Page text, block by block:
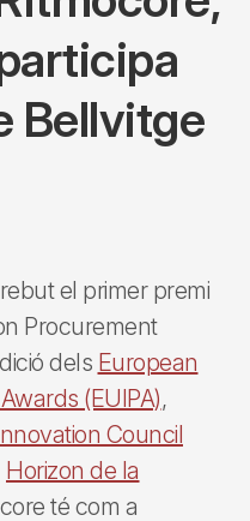
Bellvitge
el primer premi
Procurement
dels European
(EUIPA),
Council
Horizon de la
té com a